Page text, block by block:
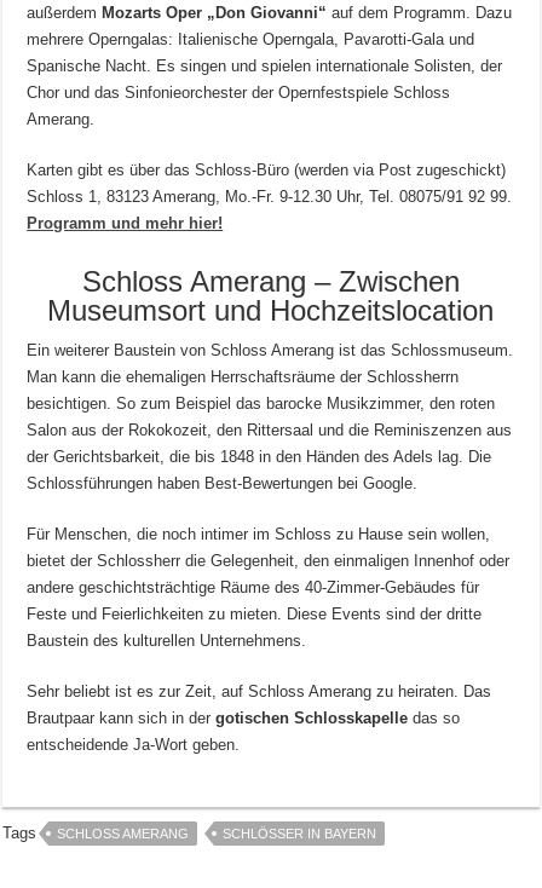
außerdem Mozarts Oper „Don Giovanni“ auf dem Programm. Dazu
mehrere Operngalas: Italienische Operngala, Pavarotti-Gala und
Spanische Nacht. Es singen und spielen internationale Solisten, der
Chor und das Sinfonieorchester der Opernfestspiele Schloss
Amerang.
Karten gibt es über das Schloss-Büro (werden via Post zugeschickt)
Schloss 1, 83123 Amerang, Mo.-Fr. 9-12.30 Uhr, Tel. 08075/91 92 99.
Programm und mehr hier!
Schloss Amerang – Zwischen
Museumsort und Hochzeitslocation
Ein weiterer Baustein von Schloss Amerang ist das Schlossmuseum.
Man kann die ehemaligen Herrschaftsräume der Schlossherrn
besichtigen. So zum Beispiel das barocke Musikzimmer, den roten
Salon aus der Rokokozeit, den Rittersaal und die Reminiszenzen aus
der Gerichtsbarkeit, die bis 1848 in den Händen des Adels lag. Die
Schlossführungen haben Best-Bewertungen bei Google.
Für Menschen, die noch intimer im Schloss zu Hause sein wollen,
bietet der Schlossherr die Gelegenheit, den einmaligen Innenhof oder
andere geschichtsträchtige Räume des 40-Zimmer-Gebäudes für
Feste und Feierlichkeiten zu mieten. Diese Events sind der dritte
Baustein des kulturellen Unternehmens.
Sehr beliebt ist es zur Zeit, auf Schloss Amerang zu heiraten. Das
Brautpaar kann sich in dergotischen Schlosskapelle das so
entscheidende Ja-Wort geben.
Tags SCHLOSS AMERANG SCHLÖSSER IN BAYERN